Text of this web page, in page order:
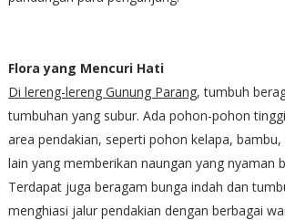
Flora yang Mencuri Hati
Di lereng-lereng Gunung Parang, tumbuh
tumbuhan yang subur. Ada pohon-pohon
area pendakian, seperti pohon kelapa,
lain yang memberikan naungan yang nyaman
Terdapat juga beragam bunga indah dan
menghiasi jalur pendakian dengan berbagai